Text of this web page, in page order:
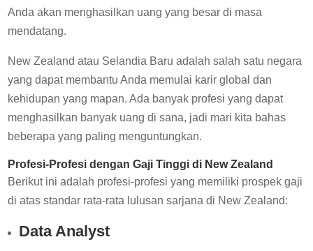
Anda akan menghasilkan uang yang besar di masa
mendatang.
New Zealand atau Selandia Baru adalah salah satu negara
yang dapat membantu Anda memulai karir global dan
kehidupan yang mapan. Ada banyak profesi yang dapat
menghasilkan banyak uang di sana, jadi mari kita bahas
beberapa yang paling menguntungkan.
Profesi-Profesi dengan Gaji Tinggi di New Zealand
Berikut ini adalah profesi-profesi yang memiliki prospek gaji
di atas standar rata-rata lulusan sarjana di New Zealand:
Data Analyst